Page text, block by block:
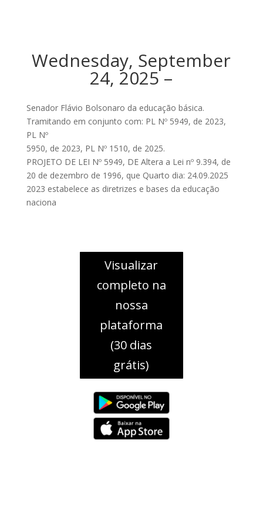
Wednesday, September
24, 2025 –
Senador Flávio Bolsonaro da educação básica.
Tramitando em conjunto com: PL Nº 5949, de 2023,
PL Nº
5950, de 2023, PL Nº 1510, de 2025.
PROJETO DE LEI Nº 5949, DE Altera a Lei nº 9.394, de
20 de dezembro de 1996, que Quarto dia: 24.09.2025
2023 estabelece as diretrizes e bases da educação
naciona
Visualizar
completo na
nossa
plataforma
(30 dias
grátis)